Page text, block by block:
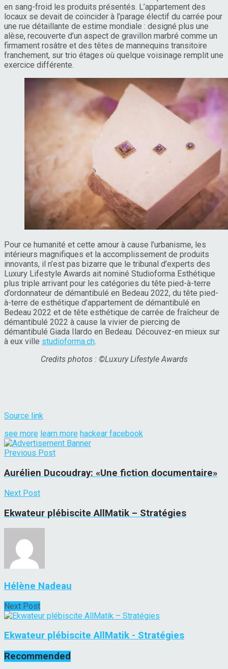
en sang-froid les produits présentés. L’appartement des
locaux se devait de coïncider à l’parage électif du carrée pour
une rue détaillante de estime mondiale : designé plus une
alèse, recouverte d’un aspect de gravillon marbré comme un
firmament rosâtre et des têtes de mannequins transitoire
franchement, sur trio étages où quelque voisinage remplit une
exercice différente.
Pour ce humanité et cette amour à cause l’urbanisme, les
intérieurs magnifiques et la accomplissement de produits
innovants, il n’est pas bizarre que le tribunal d’experts des
Luxury Lifestyle Awards ait nominé Studioforma Esthétique
plus triple arrivant pour les catégories du tête pied-à-terre
d’ordonnateur de démantibulé en Bedeau 2022, du tête pied-
à-terre de esthétique d’appartement de démantibulé en
Bedeau 2022 et de tête esthétique de carrée de fraîcheur de
démantibulé 2022 à cause la vivier de piercing de
démantibulé Giada Ilardo en Bedeau. Découvez-en mieux sur
à eux ville studioforma.ch.
Credits photos : ©Luxury Lifestyle Awards
Source link
see more learn more hackear facebook
Previous Post
Aurélien Ducoudray: «Une fiction documentaire»
Next Post
Ekwateur plébiscite AllMatik – Stratégies
Hélène Nadeau
Next Post
Ekwateur plébiscite AllMatik - Stratégies
Recommended